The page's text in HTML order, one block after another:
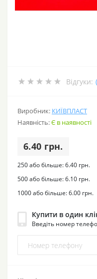
Відгуки:
Виробник: КИЇВПЛАСТ
Наявність:Є в наявності
6.40 грн.
250 або більше: 6.40 грн.
500 або більше: 6.10 грн.
1000 або більше: 6.00 грн.
Купити в один
Введіть номер